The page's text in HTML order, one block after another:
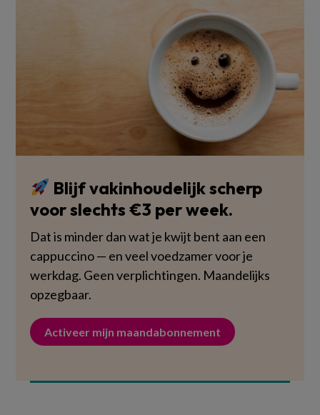
Blijf vakinhoudelijk scherp
voor slechts €3 per week.
Dat is minder dan wat je kwijt bent aan een
cappuccino — en veel voedzamer voor je
werkdag. Geen verplichtingen. Maandelijks
opzegbaar.
Activeer mijn maandabonnement